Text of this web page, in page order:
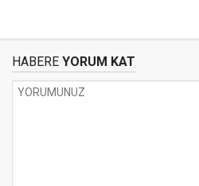
HABERE YORUM KAT